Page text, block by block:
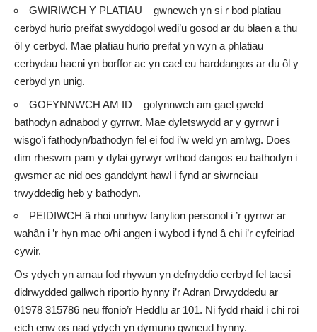
GWIRIWCH Y PLATIAU – gwnewch yn si r bod platiau
cerbyd hurio preifat swyddogol wedi’u gosod ar du blaen a thu
ôl y cerbyd. Mae platiau hurio preifat yn wyn a phlatiau
cerbydau hacni yn borffor ac yn cael eu harddangos ar du ôl y
cerbyd yn unig.
GOFYNNWCH AM ID – gofynnwch am gael gweld
bathodyn adnabod y gyrrwr. Mae dyletswydd ar y gyrrwr i
wisgo’i fathodyn/bathodyn fel ei fod i’w weld yn amlwg. Does
dim rheswm pam y dylai gyrwyr wrthod dangos eu bathodyn i
gwsmer ac nid oes ganddynt hawl i fynd ar siwrneiau
trwyddedig heb y bathodyn.
PEIDIWCH â rhoi unrhyw fanylion personol i ’r gyrrwr ar
wahân i ’r hyn mae o/hi angen i wybod i fynd â chi i’r cyfeiriad
cywir.
Os ydych yn amau fod rhywun yn defnyddio cerbyd fel tacsi
didrwydded gallwch riportio hynny i’r Adran Drwyddedu ar
01978 315786 neu ffonio’r Heddlu ar 101. Ni fydd rhaid i chi roi
eich enw os nad ydych yn dymuno gwneud hynny.